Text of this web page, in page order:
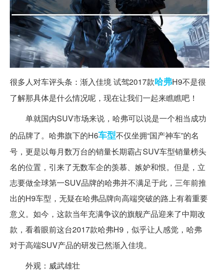
很多人对车评头条：渐入佳境 试驾2017款哈弗H9不是很
了解那具体是什么情况呢，现在让我们一起来瞧瞧吧！
单就国内SUV市场来说，哈弗可以说是一个相当成功
的品牌了。哈弗旗下的H6车型不仅坐拥“国产神车”的名
号，更是以每月数万台的销量长期霸占SUV车型销量榜头
名的位置，引来了无数车企的羡慕、嫉妒和恨。但是，立
志要做全球第一SUV品牌的哈弗并不满足于此，三年前推
出的H9车型，无疑在哈弗品牌向高端突破的路上有着重要
意义。如今，这款当年充满争议的旗舰产品迎来了中期改
款，看着眼前这台2017款哈弗H9，似乎让人感觉，哈弗
对于高端SUV产品的研发已然渐入佳境。
外观：威武雄壮